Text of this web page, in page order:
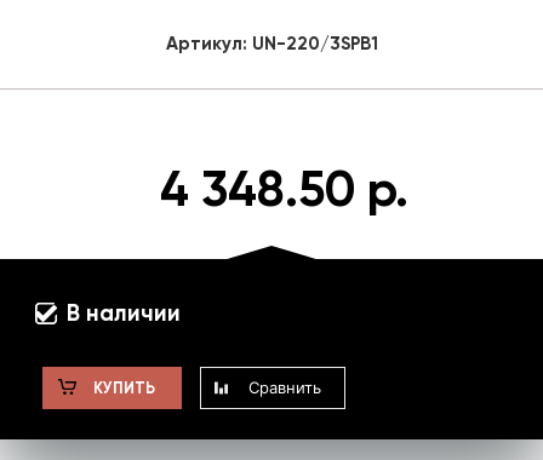
Артикул: UN-220/3SPB1
4 348.50 р.
В наличии
КУПИТЬ Сравнить